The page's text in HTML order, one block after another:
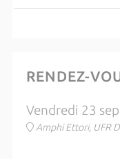
RENDEZ-
Vendredi 23
Amphi Ettori, UFR